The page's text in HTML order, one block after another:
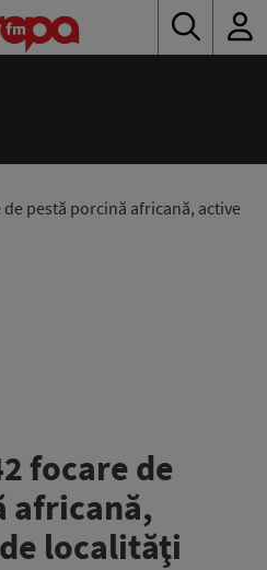
de pestă porcină africană, active
focare de
africană,
localităţi